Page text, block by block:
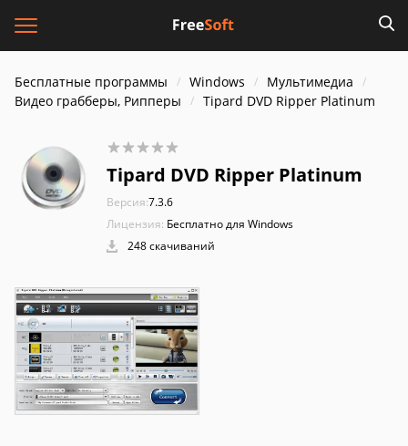
Бесплатные программы Windows
Мультимедиа
Видео грабберы, Рипперы
Tipard DVD Ripper Platinum
Tipard DVD Ripper Platinum
Версия:7.3.6
Лицензия: Бесплатно для Windows
248 скачиваний